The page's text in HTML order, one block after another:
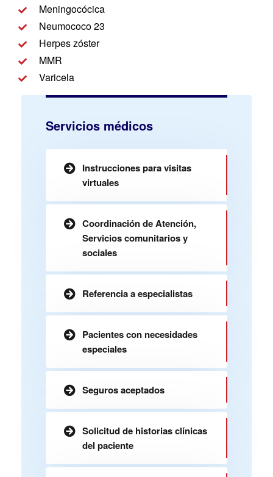
Meningocócica
Neumococo 23
Herpes zóster
MMR
Varicela
Servicios médicos
Instrucciones para visitas
virtuales
Coordinación de Atención,
Servicios comunitarios y
sociales
Referencia a especialistas
Pacientes con necesidades
especiales
Seguros aceptados
Solicitud de historias clínicas
del paciente